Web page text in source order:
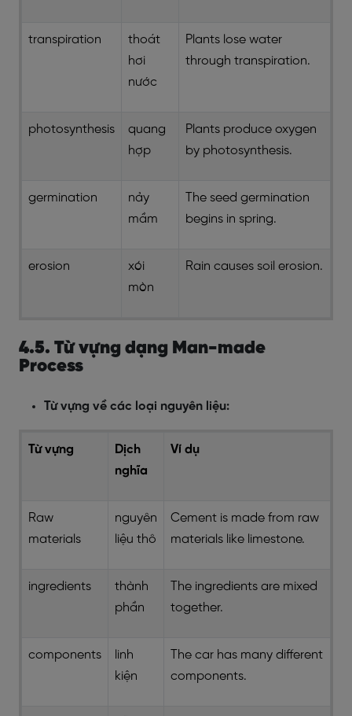
transpiration
thoát
hơi
nước
Plants lose water
through transpiration.
photosynthesis
quang
hợp
Plants produce oxygen
by photosynthesis.
germination
nảy
mầm
The seed germination
begins in spring.
erosion
xói
mòn
Rain causes soil erosion.
4.5. Từ vựng dạng Man-made
Process
Từ vựng về các loại nguyên liệu:
Từ vựng
Dịch
nghĩa
Ví dụ
Raw
materials
nguyên
liệu thô
Cement is made from raw
materials like limestone.
ingredients
thành
phần
The ingredients are mixed
together.
components
linh
kiện
The car has many different
components.